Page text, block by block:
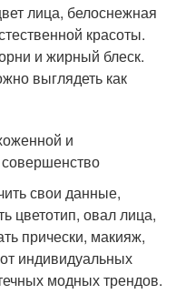
лица, белоснежная
красоты.
и жирный блеск.
выглядеть как
свои данные,
цветотип, овал лица,
прически, макияж,
индивидуальных
модных трендов.